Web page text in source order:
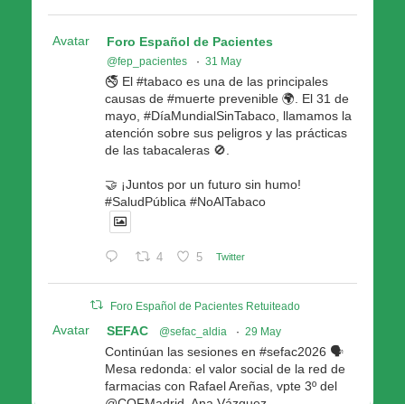
Avatar Foro Español de Pacientes
@fep_pacientes · 31 May
🚭 El #tabaco es una de las principales
causas de #muerte prevenible 🌍. El 31 de
mayo, #DíaMundialSinTabaco, llamamos la
atención sobre sus peligros y las prácticas
de las tabacaleras 🚫.
🤝 ¡Juntos por un futuro sin humo!
#SaludPública #NoAlTabaco
4 5 Twitter
Foro Español de Pacientes Retuiteado
Avatar SEFAC @sefac_aldia · 29 May
Continúan las sesiones en #sefac2026 🗣️
Mesa redonda: el valor social de la red de
farmacias con Rafael Areñas, vpte 3º del